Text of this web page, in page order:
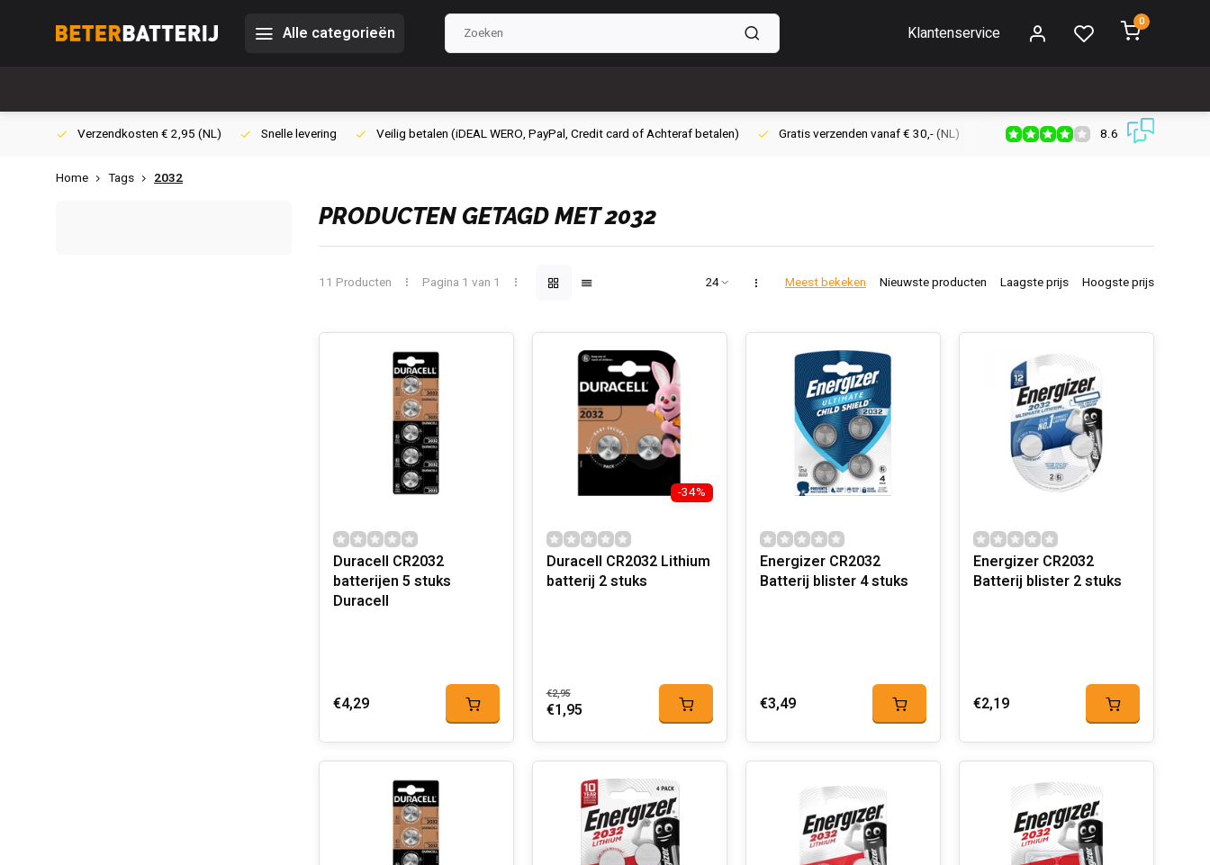
Alle categorieën Klantenservice
0
Verzendkosten € 2,95 (NL) Snelle levering Veilig betalen (iDEAL WERO, PayPal, Credit card of Achteraf betalen) Gratis verzenden vanaf € 30,- (NL) Verzendkosten € 2,95 (NL)
8.6
Home Tags 2032
PRODUCTEN GETAGD MET 2032
11 Producten Pagina 1 van 1 Meest bekeken Nieuwste producten Laagste prijs Hoogste prijs
Duracell CR2032
batterijen 5 stuks
Duracell
€4,29
-34%
Duracell CR2032 Lithium
batterij 2 stuks
€2,95
€1,95
Energizer CR2032
Batterij blister 4 stuks
€3,49
Energizer CR2032
Batterij blister 2 stuks
€2,19